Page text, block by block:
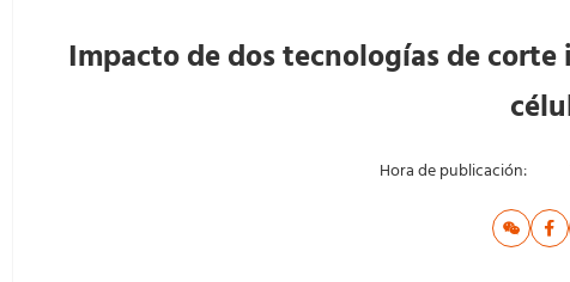
Impacto de dos tecnologías de
Hora de publicación: